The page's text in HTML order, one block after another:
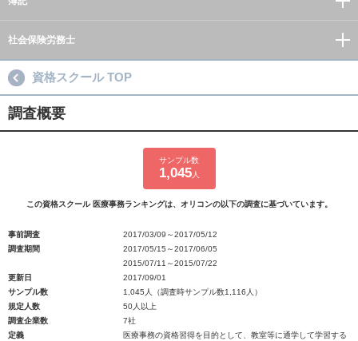
社会保険労務士
資格スクール TOP
調査概要
サンプル数
1,045人
この資格スクール 医療事務ランキングは、オリコンの以下の調査に基づいています。
事前調査
2017/03/09～2017/05/12
調査期間
2017/05/15～2017/06/05
2015/07/11～2015/07/22
更新日
2017/09/01
サンプル数
1,045人（調査時サンプル数1,116人）
規定人数
50人以上
調査企業数
7社
定義
医療事務の資格習得を目的として、教室等に通学して学習する